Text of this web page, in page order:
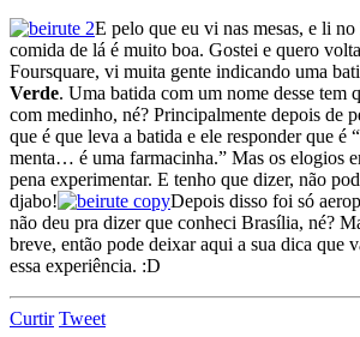
E pelo que eu vi nas mesas, e li no
comida de lá é muito boa. Gostei e quero
Foursquare, vi muita gente indicando uma
Verde. Uma batida com um nome desse tem
com medinho, né? Principalmente depois de
que é que leva a batida e ele responder que é
menta… é uma farmacinha.” Mas os elogios
pena experimentar. E tenho que dizer, não
djabo!
Depois disso foi só
não deu pra dizer que conheci Brasília, né?
breve, então pode deixar aqui a sua dica que
essa experiência. :D
Curtir Tweet